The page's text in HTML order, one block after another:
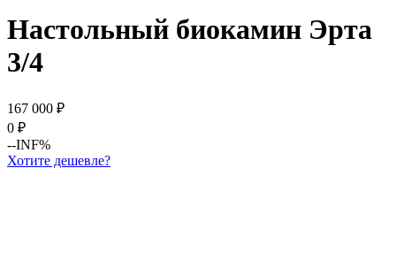
Настольный биокамин Эрта
3/4
167 000 ₽
0 ₽
--INF%
Хотите дешевле?